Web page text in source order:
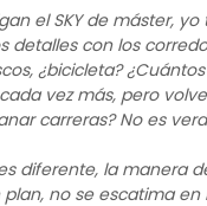
el SKY de máster,
detalles con los
¿bicicleta?
vez más, pero
carreras? No es
diferente, la manera
no se escatima